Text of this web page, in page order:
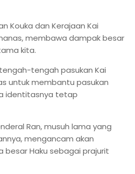
Kouka dan Kerajaan Kai
membawa dampak besar
kita.
tengah pasukan Kai
untuk membantu pasukan
identitasnya tetap
Ran, musuh lama yang
mengancam akan
besar Haku sebagai prajurit